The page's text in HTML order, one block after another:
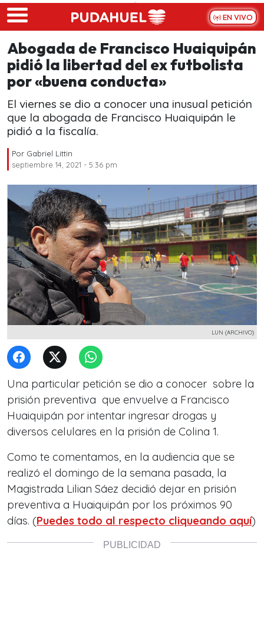
Skip to main content
EN VIVO
Abogada de Francisco Huaiquipán
pidió la libertad del ex futbolista
por «buena conducta»
El viernes se dio a conocer una inusual petición
que la abogada de Francisco Huaiquipán le
pidió a la fiscalía.
Por Gabriel Littin
septiembre 14, 2021 - 5:36 pm
LUN (ARCHIVO)
Una particular petición se dio a conocer sobre la
prisión preventiva que envuelve a Francisco
Huaiquipán por intentar ingresar drogas y
diversos celulares en la prisión de Colina 1.
Como te comentamos, en la audiencia que se
realizó el domingo de la semana pasada, la
Magistrada Lilian Sáez decidió dejar en prisión
preventiva a Huaiquipán por los próximos 90
días. (Puedes todo al respecto cliqueando aquí)